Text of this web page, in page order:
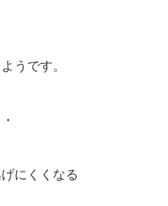
うです。
にくくなる